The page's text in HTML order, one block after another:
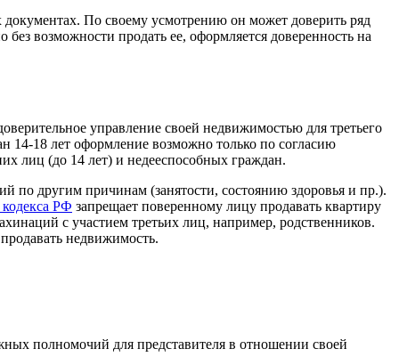
документах. По своему усмотрению он может доверить ряд
возможности продать ее, оформляется доверенность на
управление своей недвижимостью для третьего
14-18 лет оформление возможно только по согласию
лиц (до 14 лет) и недееспособных граждан.
по другим причинам (занятости, состоянию здоровья и пр.).
РФ запрещает поверенному лицу продавать квартиру
с участием третьих лиц, например, родственников.
недвижимость.
полномочий для представителя в отношении своей